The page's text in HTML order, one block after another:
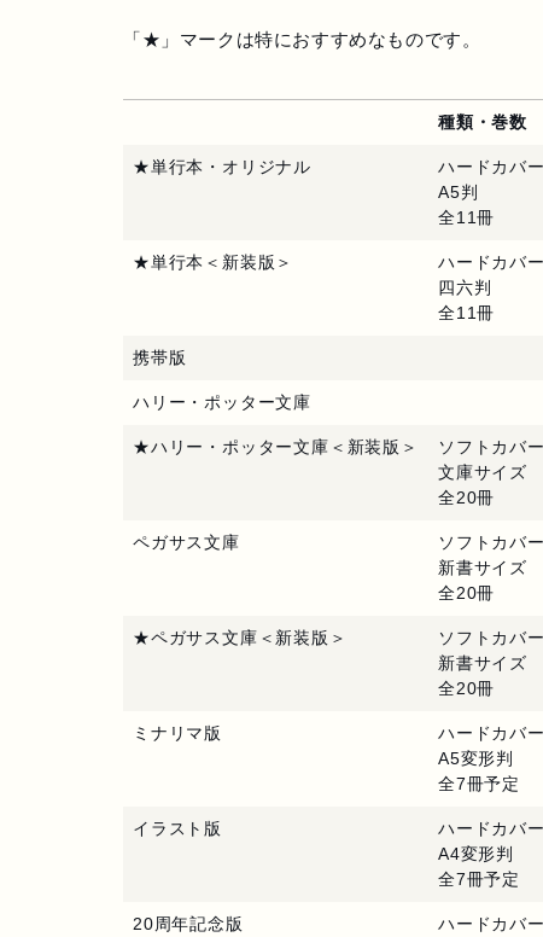
「★」マークは特におすすめなものです。
種類・巻数
★単行本・オリジナル
ハードカバー
A5判
全11冊
★単行本＜新装版＞
ハードカバー
四六判
全11冊
携帯版
ハリー・ポッター文庫
★ハリー・ポッター文庫＜新装版＞
ソフトカバー
文庫サイズ
全20冊
ペガサス文庫
ソフトカバー
新書サイズ
全20冊
★ペガサス文庫＜新装版＞
ソフトカバー
新書サイズ
全20冊
ミナリマ版
ハードカバー
A5変形判
全7冊予定
イラスト版
ハードカバー
A4変形判
全7冊予定
20周年記念版
ハードカバー